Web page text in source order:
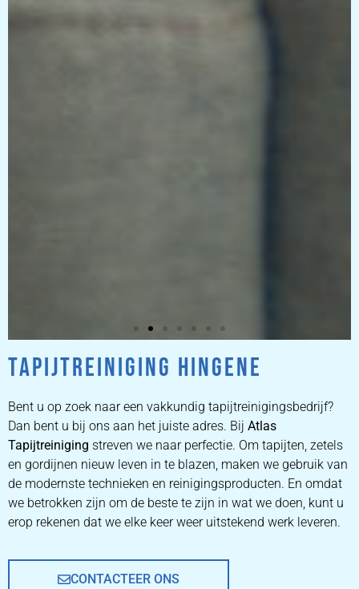
ZETEL
REINIGEN
ZETEL REINIGEN DOOR
PROFESSIONALS
PRIJZEN
TAPIJTREINIGING HINGENE
Bent u op zoek naar een vakkundig tapijtreinigingsbedrijf?
Dan bent u bij ons aan het juiste adres. Bij Atlas
Tapijtreiniging streven we naar perfectie. Om tapijten, zetels
en gordijnen nieuw leven in te blazen, maken we gebruik van
de modernste technieken en reinigingsproducten. En omdat
we betrokken zijn om de beste te zijn in wat we doen, kunt u
erop rekenen dat we elke keer weer uitstekend werk leveren.
CONTACTEER ONS